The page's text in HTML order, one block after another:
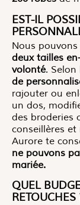
EST-IL
Nous
deux tailles
volonté. Selon
de
rajouter ou
un dos,
des broderies
conseillères et
Aurore te
ne pouvons
mariée.
QUEL
RETOUCHES